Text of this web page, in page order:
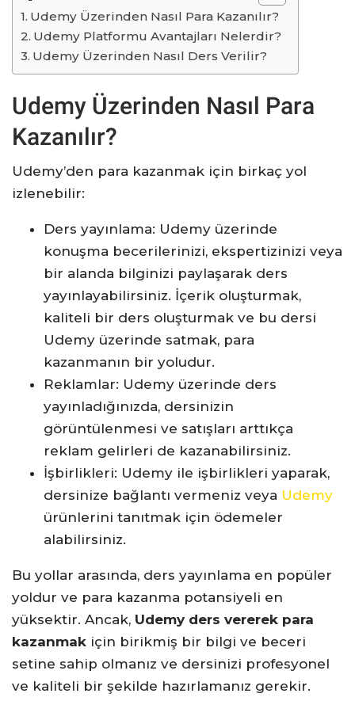
Udemy Üzerinden Nasıl Para Kazanılır?
Udemy Platformu Avantajları Nelerdir?
Udemy Üzerinden Nasıl Ders Verilir?
Udemy Üzerinden Nasıl Para
Kazanılır?
Udemy’den para kazanmak için birkaç yol
izlenebilir:
Ders yayınlama: Udemy üzerinde
konuşma becerilerinizi, ekspertizinizi veya
bir alanda bilginizi paylaşarak ders
yayınlayabilirsiniz. İçerik oluşturmak,
kaliteli bir ders oluşturmak ve bu dersi
Udemy üzerinde satmak, para
kazanmanın bir yoludur.
Reklamlar: Udemy üzerinde ders
yayınladığınızda, dersinizin
görüntülenmesi ve satışları arttıkça
reklam gelirleri de kazanabilirsiniz.
İşbirlikleri: Udemy ile işbirlikleri yaparak,
dersinize bağlantı vermeniz veya Udemy
ürünlerini tanıtmak için ödemeler
alabilirsiniz.
Bu yollar arasında, ders yayınlama en popüler
yoldur ve para kazanma potansiyeli en
yüksektir. Ancak, Udemy ders vererek para
kazanmak için birikmiş bir bilgi ve beceri
setine sahip olmanız ve dersinizi profesyonel
ve kaliteli bir şekilde hazırlamanız gerekir.